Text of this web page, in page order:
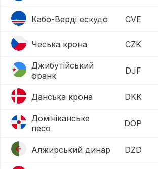
Кабо-Верді ескудо CVE
Чеська крона CZK
Джибутійський
франк
DJF
Данська крона DKK
Домініканське
песо
DOP
Алжирський динар DZD